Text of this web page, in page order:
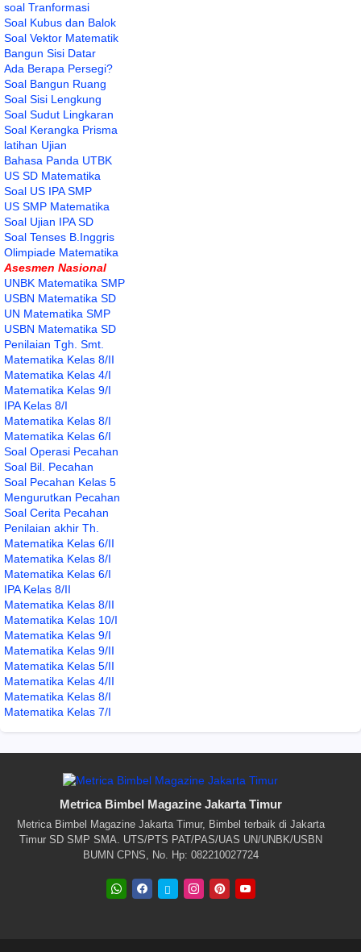
soal Tranformasi
Soal Kubus dan Balok
Soal Vektor Matematik
Bangun Sisi Datar
Ada Berapa Persegi?
Soal Bangun Ruang
Soal Sisi Lengkung
Soal Sudut Lingkaran
Soal Kerangka Prisma
latihan Ujian
Bahasa Panda UTBK
US SD Matematika
Soal US IPA SMP
US SMP Matematika
Soal Ujian IPA SD
Soal Tenses B.Inggris
Olimpiade Matematika
Asesmen Nasional
UNBK Matematika SMP
USBN Matematika SD
UN Matematika SMP
USBN Matematika SD
Penilaian Tgh. Smt.
Matematika Kelas 8/II
Matematika Kelas 4/I
Matematika Kelas 9/I
IPA Kelas 8/I
Matematika Kelas 8/I
Matematika Kelas 6/I
Soal Operasi Pecahan
Soal Bil. Pecahan
Soal Pecahan Kelas 5
Mengurutkan Pecahan
Soal Cerita Pecahan
Penilaian akhir Th.
Matematika Kelas 6/II
Matematika Kelas 8/I
Matematika Kelas 6/I
IPA Kelas 8/II
Matematika Kelas 8/II
Matematika Kelas 10/I
Matematika Kelas 9/I
Matematika Kelas 9/II
Matematika Kelas 5/II
Matematika Kelas 4/II
Matematika Kelas 8/I
Matematika Kelas 7/I
Metrica Bimbel Magazine Jakarta Timur
Metrica Bimbel Magazine Jakarta Timur, Bimbel terbaik di Jakarta
Timur SD SMP SMA. UTS/PTS PAT/PAS/UAS UN/UNBK/USBN
BUMN CPNS, No. Hp: 082210027724